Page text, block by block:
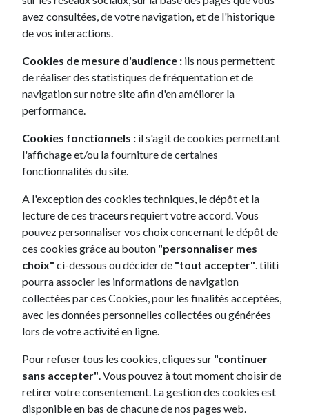
avez consultées, de votre navigation, et de l'historique
de vos interactions.
Cookies de mesure d'audience : ils nous permettent
de réaliser des statistiques de fréquentation et de
navigation sur notre site afin d'en améliorer la
performance.
Cookies fonctionnels : il s'agit de cookies permettant
l'affichage et/ou la fourniture de certaines
fonctionnalités du site.
A l'exception des cookies techniques, le dépôt et la
lecture de ces traceurs requiert votre accord. Vous
pouvez personnaliser vos choix concernant le dépôt de
ces cookies grâce au bouton "personnaliser mes
choix" ci-dessous ou décider de "tout accepter" . tiliti
pourra associer les informations de navigation
collectées par ces Cookies, pour les finalités acceptées,
avec les données personnelles collectées ou générées
lors de votre activité en ligne.
Pour refuser tous les cookies, cliques sur "continuer
sans accepter" . Vous pouvez à tout moment choisir de
retirer votre consentement. La gestion des cookies est
disponible en bas de chacune de nos pages web.
à nos enquêtes
annuelles
20 points
Relayer lesactualités
tilitisur vos réseaux 20 points
Partager des photos et
des vidéos
de votre quotidien en
(en nous mentionnant)
Réaliser une interview
filmée
sur son expérience
Restituer son véhicule
comme neuf
300 points